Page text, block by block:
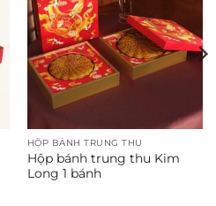
HỘP BÁNH TRUNG THU
Hộp bánh trung thu Kim
Long 1 bánh